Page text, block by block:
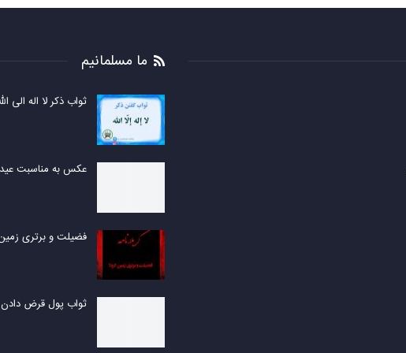
ما مسلمانیم
ثواب ذکر لا اله الی
عکس به مناسبت
فضیلت و برتری زمین
ثواب پول قرض دادن